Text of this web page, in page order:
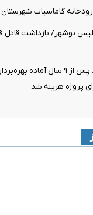
نوشهر/ بازداشت قاتل
پروژه هزینه شد